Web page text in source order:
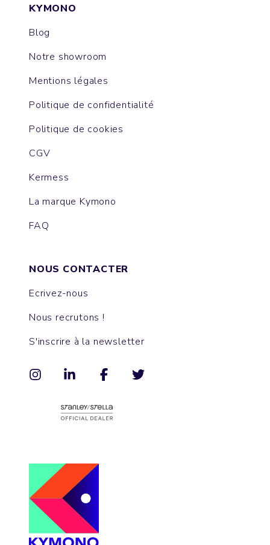
KYMONO
Blog
Notre showroom
Mentions légales
Politique de confidentialité
Politique de cookies
CGV
Kermess
La marque Kymono
FAQ
NOUS CONTACTER
Ecrivez-nous
Nous recrutons !
S'inscrire à la newsletter